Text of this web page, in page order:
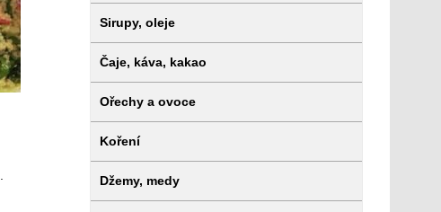
Sirupy, oleje
Čaje, káva, kakao
Ořechy a ovoce
Koření
Džemy, medy